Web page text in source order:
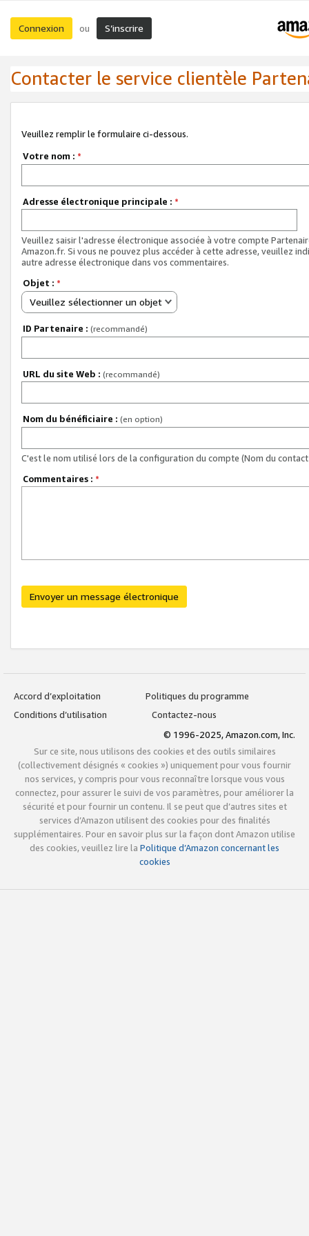
Connexion ou S’inscrire
Contacter le service clientèle
Veuillez remplir le formulaire ci-dessous.
Votre nom : *
Adresse électronique principale : *
Veuillez saisir l'adresse électronique associée à votre compte
Amazon.fr. Si vous ne pouvez plus accéder à cette adresse, veuillez
autre adresse électronique dans vos commentaires.
Objet : *
Veuillez sélectionner un objet
ID Partenaire : (recommandé)
URL du site Web : (recommandé)
Nom du bénéficiaire : (en option)
C'est le nom utilisé lors de la configuration du compte (Nom du
Commentaires : *
Envoyer un message électronique
Accord d’exploitation
Politiques du programme
Conditions d’utilisation
Contactez-nous
© 1996-2025, Amazon.com, Inc.
Sur ce site, nous utilisons des cookies et des outils similaires
(collectivement désignés « cookies ») uniquement pour vous fournir
nos services, y compris pour vous reconnaître lorsque vous vous
connectez, pour assurer le suivi de vos paramètres, pour améliorer la
sécurité et pour fournir un contenu. Il se peut que d’autres sites et
services d’Amazon utilisent des cookies pour des finalités
supplémentaires. Pour en savoir plus sur la façon dont Amazon utilise
des cookies, veuillez lire la Politique d’Amazon concernant les
cookies